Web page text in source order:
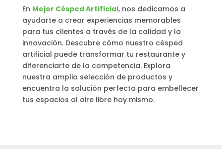
En Mejor Césped Artificial, nos dedicamos a
ayudarte a crear experiencias memorables
para tus clientes a través de la calidad y la
innovación. Descubre cómo nuestro césped
artificial puede transformar tu restaurante y
diferenciarte de la competencia. Explora
nuestra amplia selección de productos y
encuentra la solución perfecta para embellecer
tus espacios al aire libre hoy mismo.